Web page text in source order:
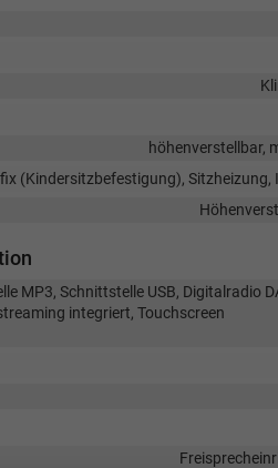
höhenverstellbar,
(Kindersitzbefestigung), Sitzheizung,
MP3, Schnittstelle USB, Digitalradio
integriert, Touchscreen